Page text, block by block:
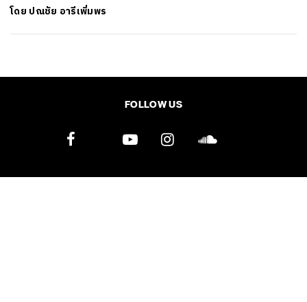
โดย ปณชัย อารีเพิ่มพร
FOLLOW US
SHARE